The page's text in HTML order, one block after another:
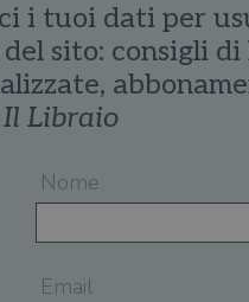
i tuoi dati per
sito: consigli
Il Libraio
Nome
Email